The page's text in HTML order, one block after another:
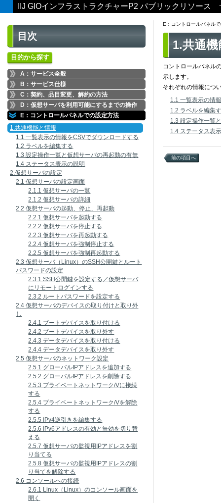
IIJ GIOインフラストラクチャーP2 パブリックリソース
目次
目的から探す
A：サービス全般
B：サービス仕様
C：契約、品目変更、解約の方法
D：仮想サーバを利用可能にするまでの操作
E：コントロールパネルでの設定方法
1.共通機能と情報
1.1 一覧表示の情報をCSVでダウンロードする
1.2 ラベルを編集する
1.3 設定操作一覧と仮想サーバの再起動の有無
1.4 ステータス表示の説明
2.仮想サーバの設定
2.1 仮想サーバの設定画面
2.1.1 仮想サーバの一覧
2.1.2 仮想サーバの詳細
2.2 仮想サーバの起動、停止、再起動
2.2.1 仮想サーバを起動する
2.2.2 仮想サーバを停止する
2.2.3 仮想サーバを再起動する
2.2.4 仮想サーバを強制停止する
2.2.5 仮想サーバを強制再起動する
2.3 仮想サーバ（Linux）のSSH公開鍵とルート
パスワードの設定
2.3.1 SSH公開鍵を設定する／仮想サーバ
にリモートログインする
2.3.2 ルートパスワードを設定する
2.4 仮想サーバのデバイスの取り付けと取り外
し
2.4.1 ブートデバイスを取り付ける
2.4.2 ブートデバイスを取り外す
2.4.3 データデバイスを取り付ける
2.4.4 データデバイスを取り外す
2.5 仮想サーバのネットワーク設定
2.5.1 グローバルIPアドレスを追加する
2.5.2 グローバルIPアドレスを削除する
2.5.3 プライベートネットワーク/Vに接続
する
2.5.4 プライベートネットワーク/Vを解除
する
2.5.5 IPv4逆引きを編集する
2.5.6 IPv6アドレスの有効と無効を切り替
える
2.5.7 仮想サーバの監視用IPアドレスを割
り当てる
2.5.8 仮想サーバの監視用IPアドレスの割
り当てを解除する
2.6 コンソールへの接続
2.6.1 Linux（Linux）のコンソール画面を
開く
E：コントロールパネル
1.共通
コントロールパネル
示します。
それぞれの情報につ
1.1 一覧表示の情
1.2 ラベルを編集
1.3 設定操作一覧
1.4 ステータス表
前の項目へ